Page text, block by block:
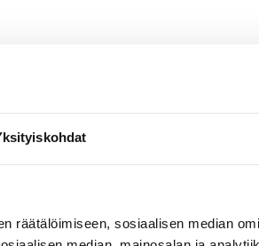
räätälöimiseen, sosiaalisen median